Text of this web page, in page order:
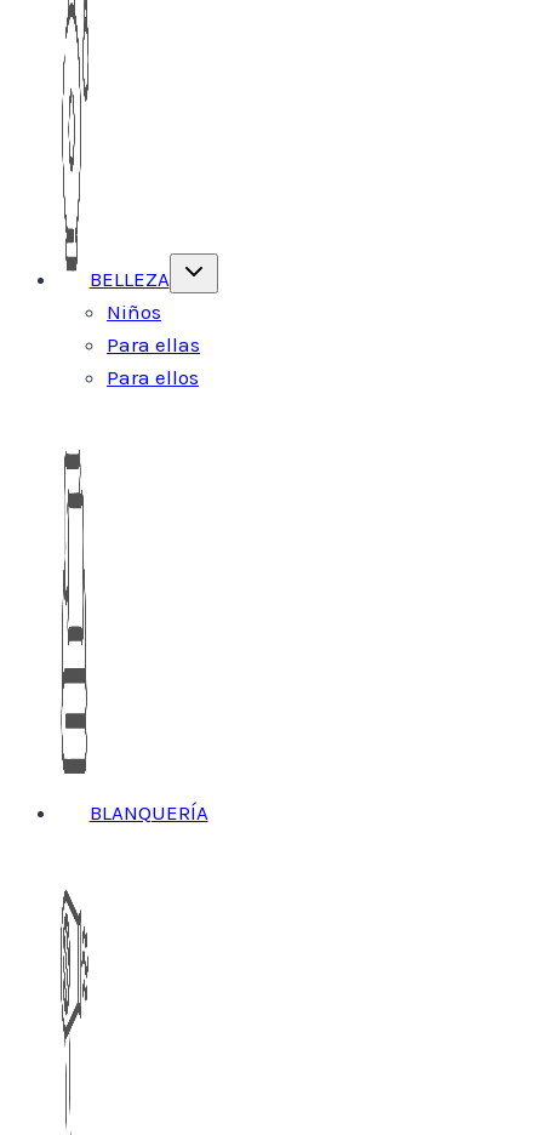
BELLEZA
Alternar
Niños
Para ellas
Para ellos
BLANQUERÍA